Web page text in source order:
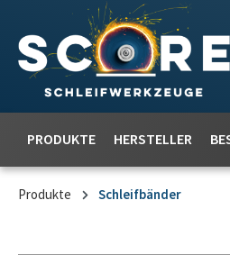
PRODUKTE HERSTELLER
Produkte Schleifbänder